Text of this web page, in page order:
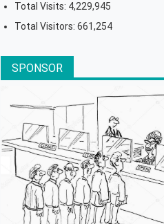
Total Visits: 4,229,945
Total Visitors:661,254
SPONSOR